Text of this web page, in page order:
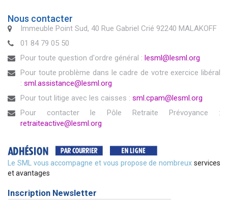
Nous contacter
Immeuble Point Sud, 40 Rue Gabriel Crié 92240 MALAKOFF
01 84 79 05 50
Pour toute question d'ordre général : lesml@lesml.org
Pour toute problème dans le cadre de votre exercice libéral
: sml.assistance@lesml.org
Pour tout litige avec les caisses : sml.cpam@lesml.org
Pour contacter le Pôle Retraite Prévoyance :
retraiteactive@lesml.org
Le SML vous accompagne et vous propose de nombreux services
et avantages
Inscription Newsletter